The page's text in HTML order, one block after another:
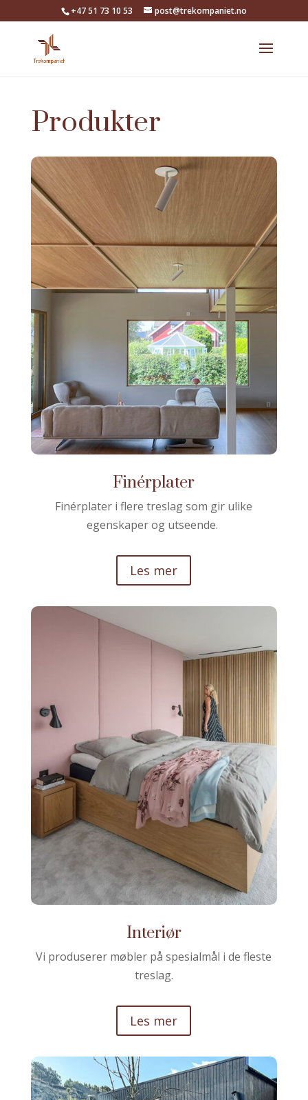
+47 51 73 10 53 post@trekompaniet.no
Produkter
Finérplater
Finérplater i flere treslag som gir ulike
egenskaper og utseende.
Les mer
Interiør
Vi produserer møbler på spesialmål i de fleste
treslag.
Les mer